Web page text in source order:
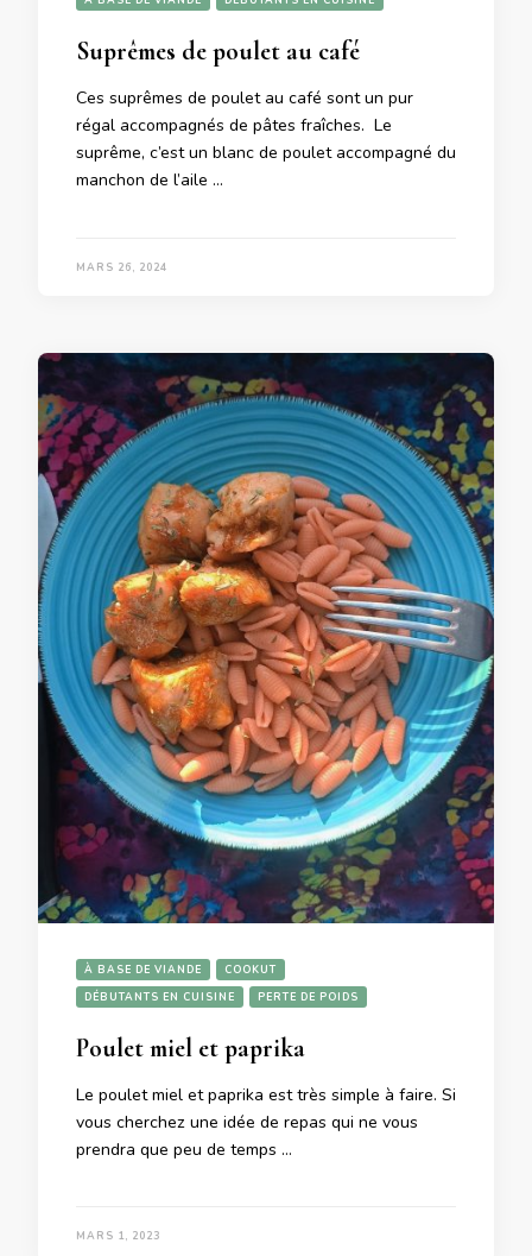
Suprêmes de poulet au café
Ces suprêmes de poulet au café sont un pur
régal accompagnés de pâtes fraîches. Le
suprême, c’est un blanc de poulet accompagné du
manchon de l’aile …
MARS 26, 2024
À BASE DE VIANDE
COOKUT
DÉBUTANTS EN CUISINE
PERTE DE POIDS
Poulet miel et paprika
Le poulet miel et paprika est très simple à faire. Si
vous cherchez une idée de repas qui ne vous
prendra que peu de temps …
MARS 1, 2023